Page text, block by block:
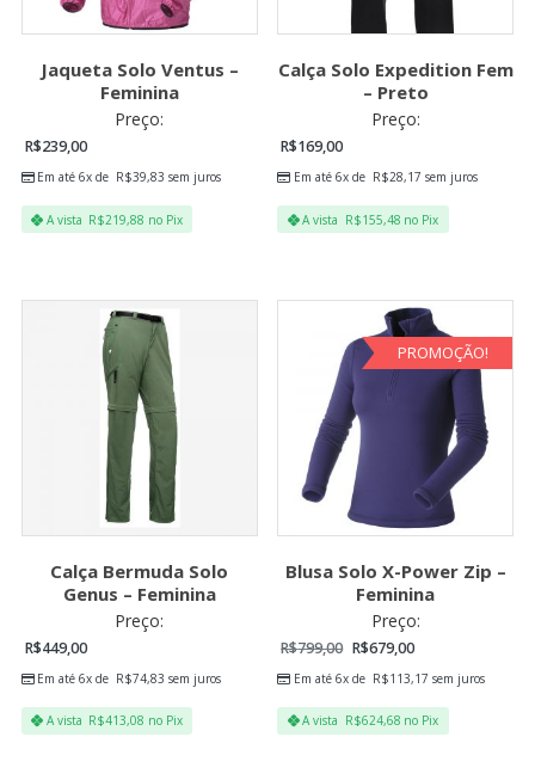
Jaqueta Solo Ventus –
Feminina
Preço:
R$239,00
Em até 6x de R$39,83 sem juros
A vista R$219,88 no Pix
Calça Solo Expedition Fem
– Preto
Preço:
R$169,00
Em até 6x de R$28,17 sem juros
A vista R$155,48 no Pix
Calça Bermuda Solo
Genus – Feminina
Preço:
R$449,00
Em até 6x de R$74,83 sem juros
A vista R$413,08 no Pix
PROMOÇÃO!
Blusa Solo X-Power Zip –
Feminina
Preço:
R$799,00 R$679,00
Em até 6x de R$113,17 sem juros
A vista R$624,68 no Pix